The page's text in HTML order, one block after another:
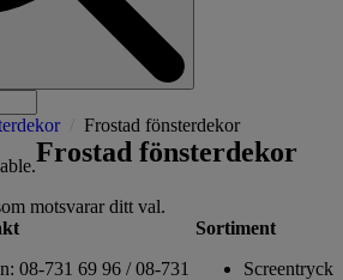
Frostad fönsterdekor
Frostad fönsterdekor
motsvarar ditt val.
08-731 69 96 / 08-731
Sortiment
Screentryck